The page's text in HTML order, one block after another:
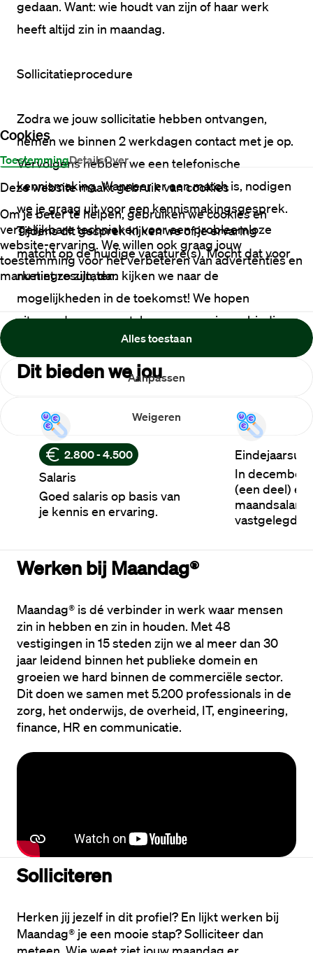
Cookies
ToestemmingDetailsOver
Deze website maakt gebruik van cookies
Om je beter te helpen, gebruiken we cookies en
vergelijkbare technieken voor een probleemloze
website-ervaring. We willen ook graag jouw
toestemming voor het verbeteren van advertenties en
marketingresultaten.
Weigeren
Aanpassen
Alles toestaan
gedaan. Want: wie houdt van zijn of haar werk
heeft altijd zin in maandag.​
Sollicitatieprocedure
Zodra we jouw sollicitatie hebben ontvangen,
nemen we binnen 2 werkdagen contact met je op.
Vervolgens hebben we een telefonische
kennismaking. Wanneer er een match is, nodigen
we je graag uit voor een kennismakingsgesprek.
Tijdens dit gesprek kijken we of je ervaring
matcht op de huidige vacature(s). Mocht dat voor
nu niet zo zijn, dan kijken we naar de
mogelijkheden in de toekomst! We hopen
uiteraard op een match en een mooie aanbieding.
Dit bieden we jou
2.800 - 4.500
Salaris
Goed salaris op basis van
je kennis en ervaring.
In december
(een deel)
vastgelegd in
Werken bij Maandag®
Maandag® is dé verbinder in werk waar mensen
zin in hebben en zin in houden. Met 48
vestigingen in 15 steden zijn we al meer dan 30
jaar leidend binnen het publieke domein en
groeien we hard binnen de commerciële sector.
Dit doen we samen met 5.200 professionals in de
zorg, het onderwijs, de overheid, IT, engineering,
finance, HR en communicatie.
Solliciteren
Herken jij jezelf in dit profiel? En lijkt werken bij
Maandag® je een mooie stap? Solliciteer dan